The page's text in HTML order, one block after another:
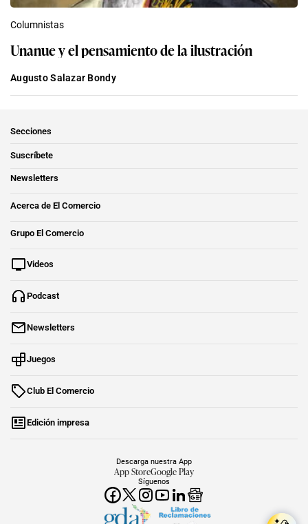
Columnistas
Unanue y el pensamiento de la ilustración
Augusto Salazar Bondy
Secciones
Suscríbete
Newsletters
Acerca de El Comercio
Grupo El Comercio
Videos
Podcast
Newsletters
Juegos
Club El Comercio
Edición impresa
Síguenos
Descarga nuestra App
App StoreGoogle Play